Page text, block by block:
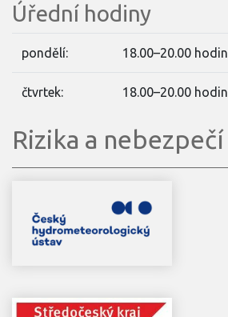
Úřední hodiny
pondělí: 18.00–20.00 hodin
čtvrtek: 18.00–20.00 hodin
Rizika a nebezpečí